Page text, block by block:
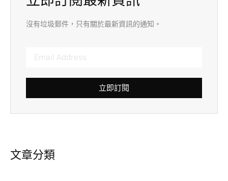
沒有垃圾郵件，只有關於最新資訊的通知。
立即訂閱
文章分類